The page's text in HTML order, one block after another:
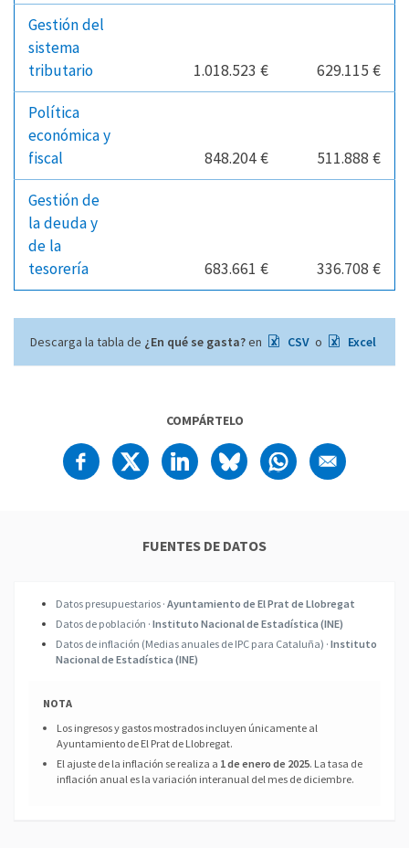
Gestión del
sistema
tributario
1.018.523 € 629.115 €
Política
económica y
fiscal
848.204 € 511.888 €
Gestión de
la deuda y
de la
tesorería
683.661 € 336.708 €
Descarga la tabla de ¿En qué se gasta?en CSV o Excel
COMPÁRTELO
FUENTES DE DATOS
Datos presupuestarios · Ayuntamiento de El Prat de Llobregat
Datos de población · Instituto Nacional de Estadística (INE)
Datos de inflación (Medias anuales de IPC para Cataluña) · Instituto
Nacional de Estadística (INE)
NOTA
Los ingresos y gastos mostrados incluyen únicamente al
Ayuntamiento de El Prat de Llobregat.
El ajuste de la inflación se realiza a 1 de enero de 2025. La tasa de
inflación anual es la variación interanual del mes de diciembre.